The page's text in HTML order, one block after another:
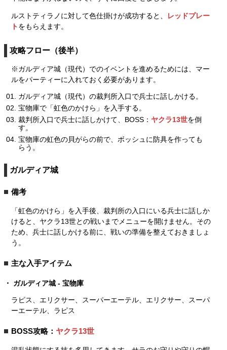
ルストティラノに対して色仕掛けが成功すると、
レッドプレー
トをもらえます。
攻略フロー（後半）
※ガルディア城（現代）でのイベントを進めるためには、マー
ルをパーティーに入れておく必要があります。
ガルディア城（現代）の裁判所入口で兵士に話しかける。
宝物庫で「虹色のかけら」を入手する。
裁判所入口で兵士に話しかけて、BOSS： ヤクラ13世を倒
す。
宝物庫の虹色の貝がらの前で、ボッシュに防具を作っても
らう。
ガルディア城
備考
「虹色のかけら」を入手後、裁判所の入口にいる兵士に話しか
けると、ヤクラ13世との戦いまでメニューを開けません。その
ため、兵士に話しかける前に、戦いの準備を整えておきましょ
う。
主な入手アイテム
ガルディア城 - 宝物庫
ラピス、エリクサー、スーパーエーテル、エリクサー、スーパ
ーエーテル、ラピス
BOSS攻略： ヤクラ13世